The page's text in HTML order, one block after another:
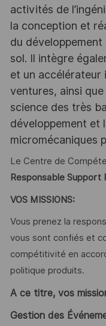
activités de
la conception et
du
sol. Il intègre
et un
ventures, ainsi
science des très
développement et
micromécaniques
Le Centre de
Responsable Support
VOS MISSIONS:
Vous prenez la
vous sont confiés et
compétitivité en
politique produits.
A ce titre, vos
Gestion des